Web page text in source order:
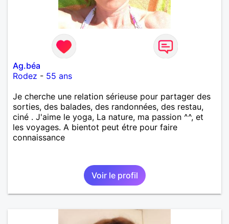
Ag.béa
Rodez - 55 ans
Je cherche une relation sérieuse pour partager des
sorties, des balades, des randonnées, des restau,
ciné . J'aime le yoga, La nature, ma passion ^^, et
les voyages. A bientot peut étre pour faire
connaissance
Voir le profil